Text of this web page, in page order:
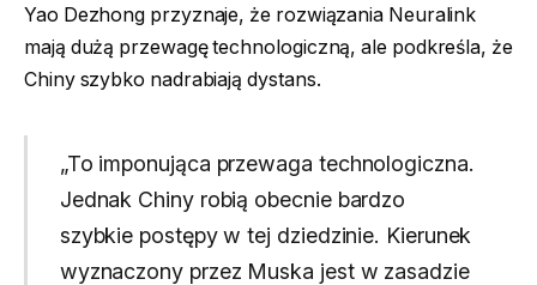
Yao Dezhong przyznaje, że rozwiązania Neuralink
mają dużą przewagę technologiczną, ale podkreśla, że
Chiny szybko nadrabiają dystans.
„To imponująca przewaga technologiczna.
Jednak Chiny robią obecnie bardzo
szybkie postępy w tej dziedzinie. Kierunek
wyznaczony przez Muska jest w zasadzie